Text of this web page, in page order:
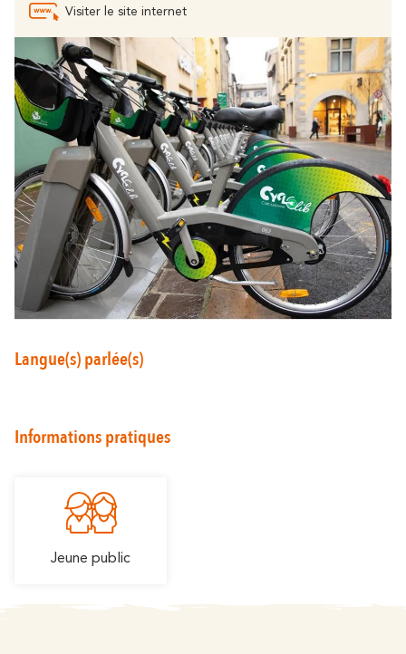
Visiter le site internet
Langue(s) parlée(s)
Informations pratiques
Jeune public